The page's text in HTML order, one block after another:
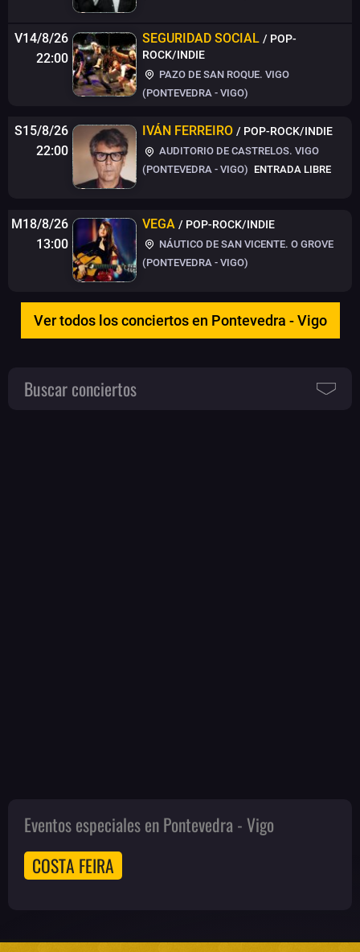
V14/8/26
22:00
SEGURIDAD SOCIAL / POP-
ROCK/INDIE
PAZO DE SAN ROQUE. VIGO
(PONTEVEDRA - VIGO)
S15/8/26
22:00
IVÁN FERREIRO / POP-ROCK/INDIE
AUDITORIO DE CASTRELOS. VIGO
(PONTEVEDRA - VIGO) ENTRADA LIBRE
M18/8/26
13:00
VEGA / POP-ROCK/INDIE
NÁUTICO DE SAN VICENTE. O GROVE
(PONTEVEDRA - VIGO)
Ver todos los conciertos en Pontevedra - Vigo
Buscar conciertos
Eventos especiales en Pontevedra - Vigo
COSTA FEIRA